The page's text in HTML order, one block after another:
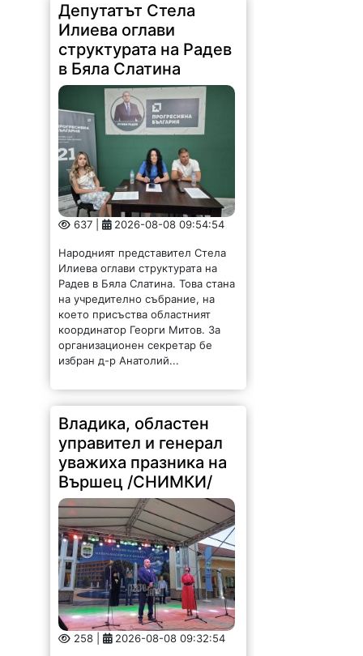
Депутатът Стела
Илиева оглави
структурата на Радев
в Бяла Слатина
637 | 2026-08-08 09:54:54
Народният представител Стела
Илиева оглави структурата на
Радев в Бяла Слатина. Това стана
на учредително събрание, на
което присъства областният
координатор Георги Митов. За
организационен секретар бе
избран д-р Анатолий...
Владика, областен
управител и генерал
уважиха празника на
Вършец /СНИМКИ/
258 | 2026-08-08 09:32:54